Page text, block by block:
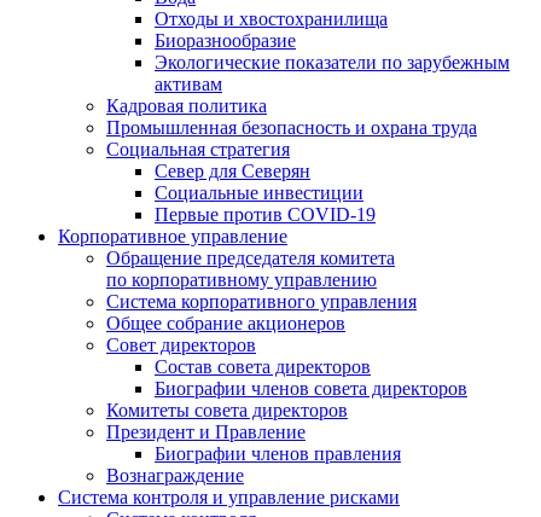
Отходы и хвостохранилища
Биоразнообразие
Экологические показатели по зарубежным
активам
Кадровая политика
Промышленная безопасность и охрана труда
Социальная стратегия
Север для Северян
Социальные инвестиции
Первые против COVID‑19
Корпоративное управление
Обращение председателя комитета
по корпоративному управлению
Система корпоративного управления
Общее собрание акционеров
Совет директоров
Состав совета директоров
Биографии членов совета директоров
Комитеты совета директоров
Президент и Правление
Биографии членов правления
Вознаграждение
Система контроля и управление рисками